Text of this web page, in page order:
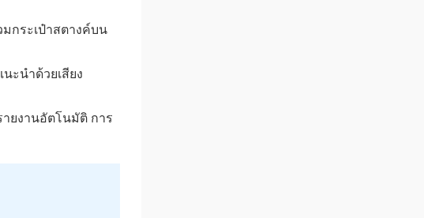
มกระเป๋าสตางค์บน
ะนำด้วยเสียง
ยงานอัตโนมัติ การ